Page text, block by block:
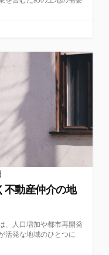
不動産仲介の地
、人口増加や都市再開発
活発な地域のひとつに